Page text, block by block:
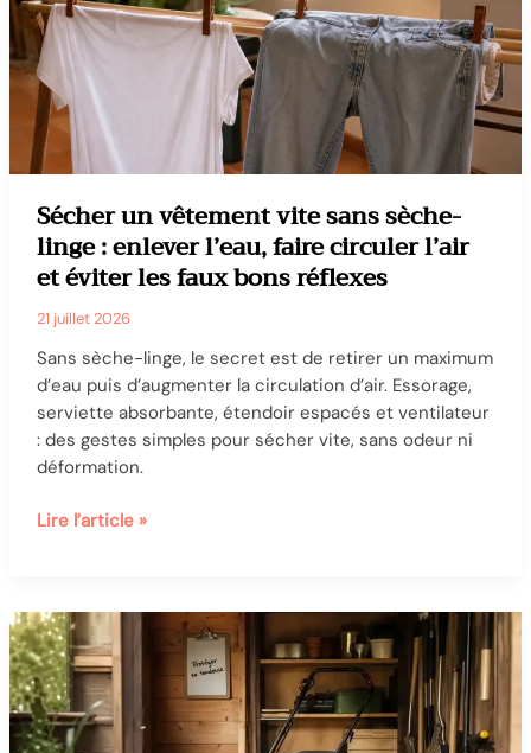
Sécher un vêtement vite sans sèche-
linge : enlever l’eau, faire circuler l’air
et éviter les faux bons réflexes
21 juillet 2026
Sans sèche-linge, le secret est de retirer un maximum
d’eau puis d’augmenter la circulation d’air. Essorage,
serviette absorbante, étendoir espacés et ventilateur
: des gestes simples pour sécher vite, sans odeur ni
déformation.
Sécher
sans
sèche-
linge
enlever
Lire l’article »